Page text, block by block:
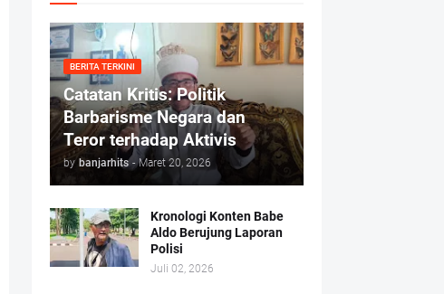
BERITA TERKINI
Catatan Kritis: Politik
Barbarisme Negara dan
Teror terhadap Aktivis
by banjarhits - Maret 20, 2026
Kronologi Konten Babe
Aldo Berujung Laporan
Polisi
Juli 02, 2026